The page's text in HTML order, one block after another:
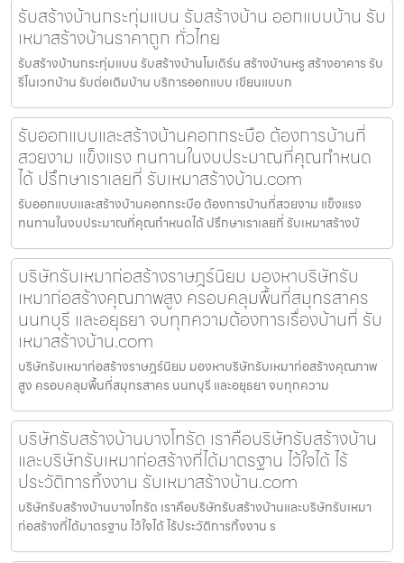
รับสร้างบ้านกระทุ่มแบน รับสร้างบ้าน ออกแบบบ้าน รับ
เหมาสร้างบ้านราคาถูก ทั่วไทย
รับสร้างบ้านกระทุ่มแบน รับสร้างบ้านโมเดิร์น สร้างบ้านหรู สร้างอาคาร รับ
รีโนเวทบ้าน รับต่อเติมบ้าน บริการออกแบบ เขียนแบบก
รับออกแบบและสร้างบ้านคอกกระบือ ต้องการบ้านที่
สวยงาม แข็งแรง ทนทานในงบประมาณที่คุณกำหนด
ได้ ปรึกษาเราเลยที่ รับเหมาสร้างบ้าน.com
รับออกแบบและสร้างบ้านคอกกระบือ ต้องการบ้านที่สวยงาม แข็งแรง
ทนทานในงบประมาณที่คุณกำหนดได้ ปรึกษาเราเลยที่ รับเหมาสร้างบ้
บริษัทรับเหมาก่อสร้างราษฎร์นิยม มองหาบริษัทรับ
เหมาก่อสร้างคุณภาพสูง ครอบคลุมพื้นที่สมุทรสาคร
นนทบุรี และอยุธยา จบทุกความต้องการเรื่องบ้านที่ รับ
เหมาสร้างบ้าน.com
บริษัทรับเหมาก่อสร้างราษฎร์นิยม มองหาบริษัทรับเหมาก่อสร้างคุณภาพ
สูง ครอบคลุมพื้นที่สมุทรสาคร นนทบุรี และอยุธยา จบทุกความ
บริษัทรับสร้างบ้านบางโทรัด เราคือบริษัทรับสร้างบ้าน
และบริษัทรับเหมาก่อสร้างที่ได้มาตรฐาน ไว้ใจได้ ไร้
ประวัติการทิ้งงาน รับเหมาสร้างบ้าน.com
บริษัทรับสร้างบ้านบางโทรัด เราคือบริษัทรับสร้างบ้านและบริษัทรับเหมา
ก่อสร้างที่ได้มาตรฐาน ไว้ใจได้ ไร้ประวัติการทิ้งงาน ร